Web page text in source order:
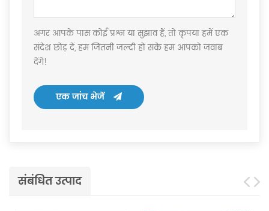
अगर आपके पास कोई प्रश्न या सुझाव हैं, तो कृपया हमें एक
संदेश छोड़ दें, हम जितनी जल्दी हो सके हम आपको जवाब
देंगे!
एक जांच भेजें
संबंधित उत्पाद